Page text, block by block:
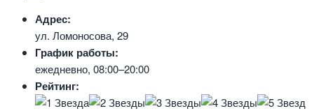
Адрес:
ул. Ломоносова, 29
График работы:
ежедневно, 08:00–20:00
Рейтинг: